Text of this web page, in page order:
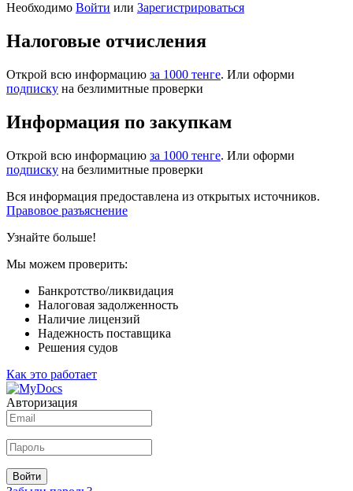
Необходимо Войти или Зарегистрироваться
Налоговые отчисления
Открой всю информацию за 1000 тенге. Или оформи
подписку на безлимитные проверки
Информация по закупкам
Открой всю информацию за 1000 тенге. Или оформи
подписку на безлимитные проверки
Вся информация предоставлена из открытых источников.
Правовое разъяснение
Узнайте больше!
Мы можем проверить:
Банкротство/ликвидация
Налоговая задолженность
Наличие лицензий
Надежность поставщика
Решения судов
Как это работает
Авторизация
Войти